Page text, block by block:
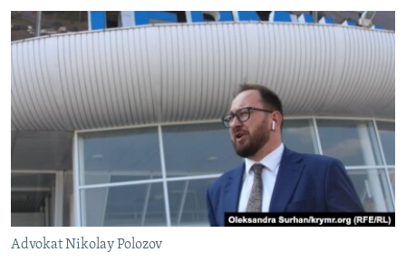
VİDEO
SÜRET
BLOGLAR
FİKİR
Русский
Українською
QOŞULIÑIZ!
Advokat Nikolay Polozov